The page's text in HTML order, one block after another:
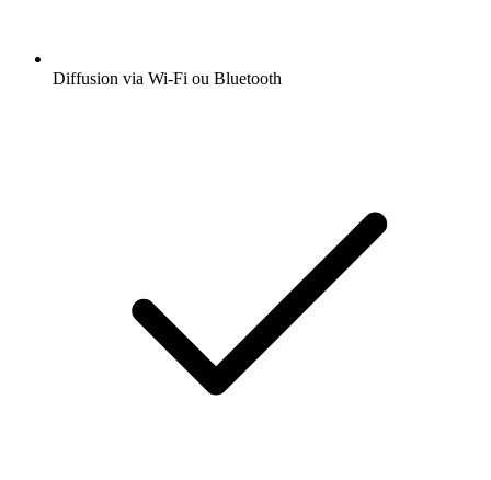
Diffusion via Wi-Fi ou Bluetooth